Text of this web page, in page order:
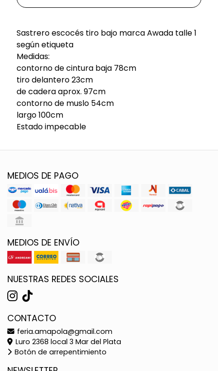
Sastrero escocés tiro bajo marca Awada talle 1
según etiqueta
Medidas:
contorno de cintura baja 78cm
tiro delantero 23cm
de cadera aprox. 97cm
contorno de muslo 54cm
largo 100cm
Estado impecable
MEDIOS DE PAGO
MEDIOS DE ENVÍO
NUESTRAS REDES SOCIALES
CONTACTO
feria.amapola@gmail.com
Luro 2368 local 3 Mar del Plata
Botón de arrepentimiento